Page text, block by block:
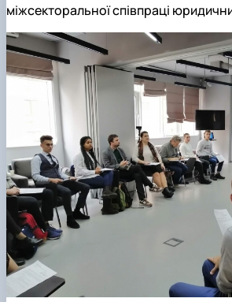
міжсекторальної співпраці